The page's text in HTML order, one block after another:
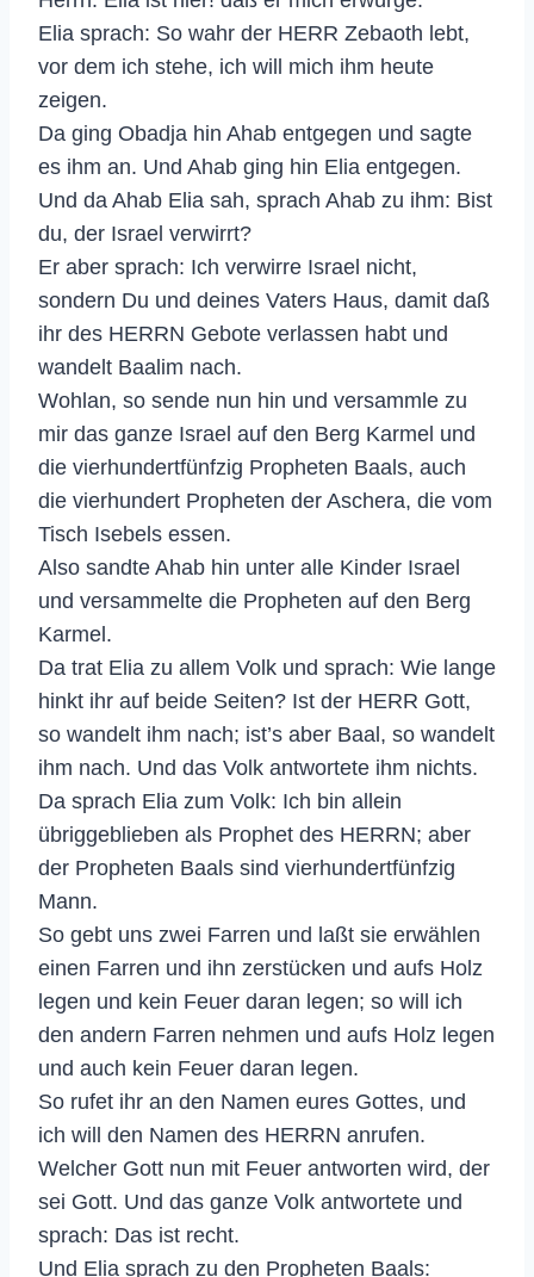
Elia sprach: So wahr der HERR Zebaoth lebt,
vor dem ich stehe, ich will mich ihm heute
zeigen.
Da ging Obadja hin Ahab entgegen und sagte
es ihm an. Und Ahab ging hin Elia entgegen.
Und da Ahab Elia sah, sprach Ahab zu ihm: Bist
du, der Israel verwirrt?
Er aber sprach: Ich verwirre Israel nicht,
sondern Du und deines Vaters Haus, damit daß
ihr des HERRN Gebote verlassen habt und
wandelt Baalim nach.
Wohlan, so sende nun hin und versammle zu
mir das ganze Israel auf den Berg Karmel und
die vierhundertfünfzig Propheten Baals, auch
die vierhundert Propheten der Aschera, die vom
Tisch Isebels essen.
Also sandte Ahab hin unter alle Kinder Israel
und versammelte die Propheten auf den Berg
Karmel.
Da trat Elia zu allem Volk und sprach: Wie lange
hinkt ihr auf beide Seiten? Ist der HERR Gott,
so wandelt ihm nach; ist’s aber Baal, so wandelt
ihm nach. Und das Volk antwortete ihm nichts.
Da sprach Elia zum Volk: Ich bin allein
übriggeblieben als Prophet des HERRN; aber
der Propheten Baals sind vierhundertfünfzig
Mann.
So gebt uns zwei Farren und laßt sie erwählen
einen Farren und ihn zerstücken und aufs Holz
legen und kein Feuer daran legen; so will ich
den andern Farren nehmen und aufs Holz legen
und auch kein Feuer daran legen.
So rufet ihr an den Namen eures Gottes, und
ich will den Namen des HERRN anrufen.
Welcher Gott nun mit Feuer antworten wird, der
sei Gott. Und das ganze Volk antwortete und
sprach: Das ist recht.
Und Elia sprach zu den Propheten Baals: